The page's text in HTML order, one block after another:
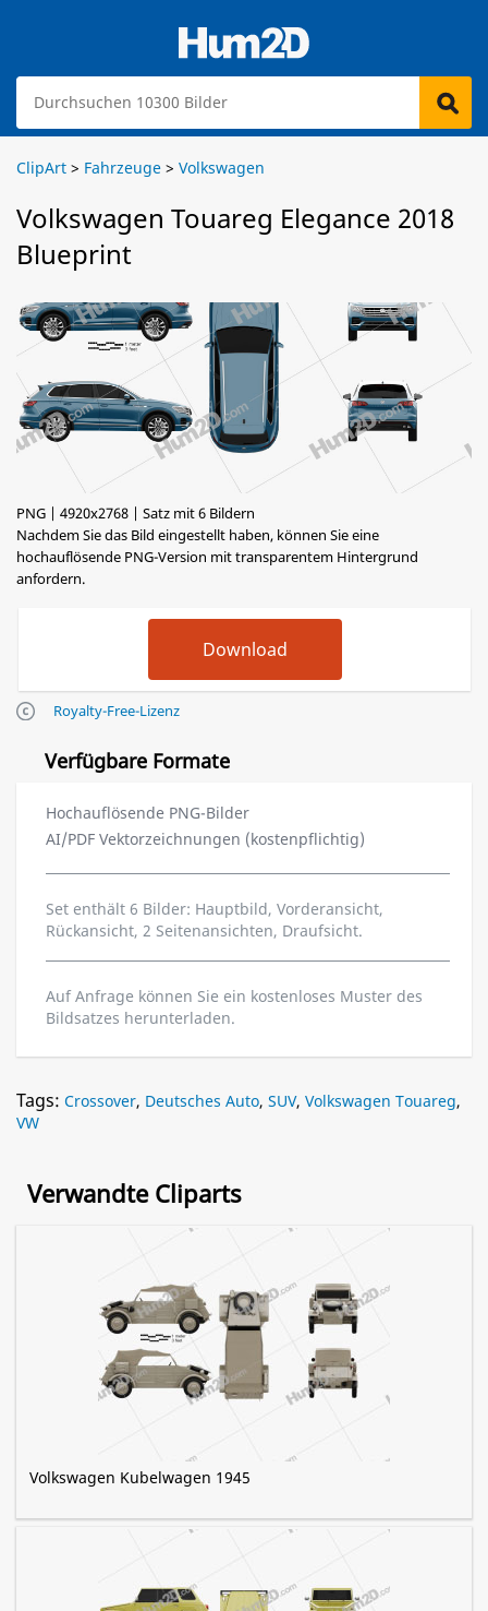
ClipArt > Fahrzeuge > Volkswagen
Volkswagen Touareg Elegance 2018
Blueprint
PNG | 4920x2768 | Satz mit 6 Bildern
Nachdem Sie das Bild eingestellt haben, können Sie eine
hochauflösende PNG-Version mit transparentem Hintergrund
anfordern.
Royalty-Free-Lizenz
Verfügbare Formate
Hochauflösende PNG-Bilder
AI/PDF Vektorzeichnungen (kostenpflichtig)
Set enthält 6 Bilder: Hauptbild, Vorderansicht,
Rückansicht, 2 Seitenansichten, Draufsicht.
Auf Anfrage können Sie ein kostenloses Muster des
Bildsatzes herunterladen.
Tags: Crossover, Deutsches Auto, SUV, Volkswagen Touareg,
VW
Verwandte Cliparts
Volkswagen Kubelwagen 1945